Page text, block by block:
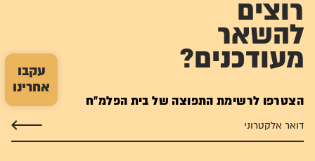
עקבו
אחרינו
רוצים
להשאר
מעודכנים?
הצטרפו לרשימת התפוצה של בית הפלמ"ח